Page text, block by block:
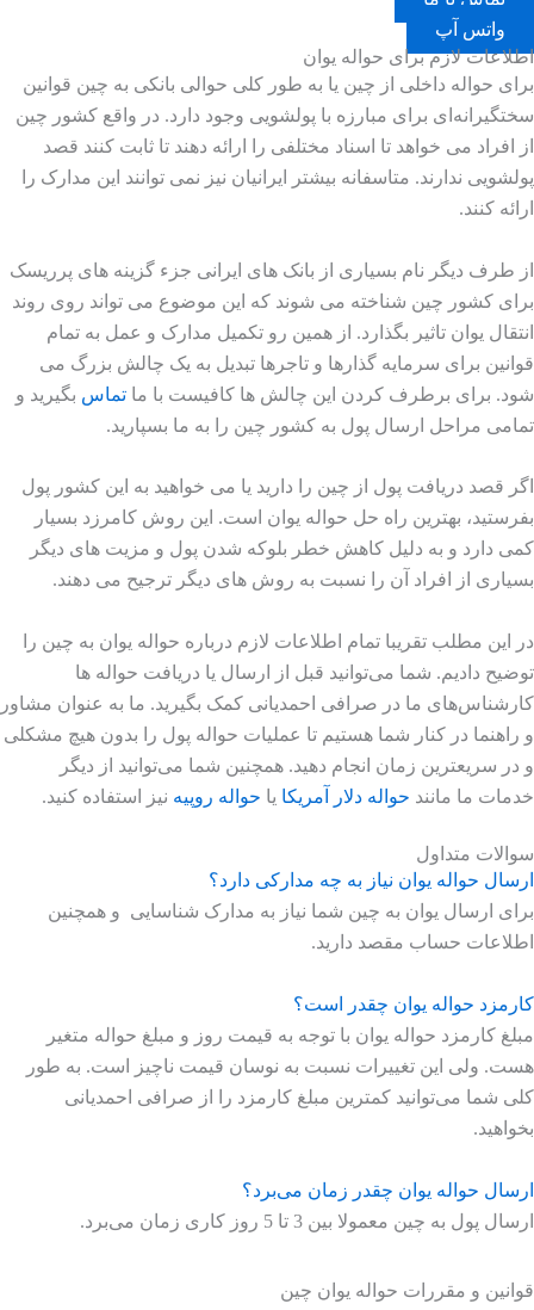
واتس آپ
اطلاعات لازم برای حواله یوان
برای حواله داخلی از چین یا به طور کلی حوالی بانکی به چین قوانین
سختگیرانه‌ای برای مبارزه با پولشویی وجود دارد. در واقع کشور چین
از افراد می خواهد تا اسناد مختلفی را ارائه دهند تا ثابت کنند قصد
پولشویی ندارند. متاسفانه بیشتر ایرانیان نیز نمی توانند این مدارک را
ارائه کنند.
از طرف دیگر نام بسیاری از بانک های ایرانی جزء گزینه های پرریسک
برای کشور چین شناخته می شوند که این موضوع می تواند روی روند
انتقال یوان تاثیر بگذارد. از همین رو تکمیل مدارک و عمل به تمام
قوانین برای سرمایه گذارها و تاجرها تبدیل به یک چالش بزرگ می
شود. برای برطرف کردن این چالش ها کافیست با ما تماس بگیرید و
تمامی مراحل ارسال پول به کشور چین را به ما بسپارید.
اگر قصد دریافت پول از چین را دارید یا می خواهید به این کشور پول
بفرستید، بهترین راه حل حواله یوان است. این روش کامرزد بسیار
کمی دارد و به دلیل کاهش خطر بلوکه شدن پول و مزیت های دیگر
بسیاری از افراد آن را نسبت به روش های دیگر ترجیح می دهند.
در این مطلب تقریبا تمام اطلاعات لازم درباره حواله یوان به چین را
توضیح دادیم. شما می‌توانید قبل از ارسال یا دریافت حواله ها
کارشناس‌های ما در صرافی احمدیانی کمک بگیرید. ما به عنوان مشاور
و راهنما در کنار شما هستیم تا عملیات حواله پول را بدون هیچ مشکلی
و در سریعترین زمان انجام دهید. همچنین شما می‌توانید از دیگر
خدمات ما مانند حواله دلار آمریکا یا حواله روپیه نیز استفاده کنید.
سوالات متداول
ارسال حواله یوان نیاز به چه مدارکی دارد؟
برای ارسال یوان به چین شما نیاز به مدارک شناسایی و همچنین
اطلاعات حساب مقصد دارید.
کارمزد حواله یوان چقدر است؟
مبلغ کارمزد حواله یوان با توجه به قیمت روز و مبلغ حواله متغیر
هست. ولی این تغییرات نسبت به نوسان قیمت ناچیز است. به طور
کلی شما می‌توانید کمترین مبلغ کارمزد را از صرافی احمدیانی
بخواهید.
ارسال حواله یوان چقدر زمان می‌برد؟
ارسال پول به چین معمولا بین 3 تا 5 روز کاری زمان می‌برد.
قوانین و مقررات حواله یوان چین